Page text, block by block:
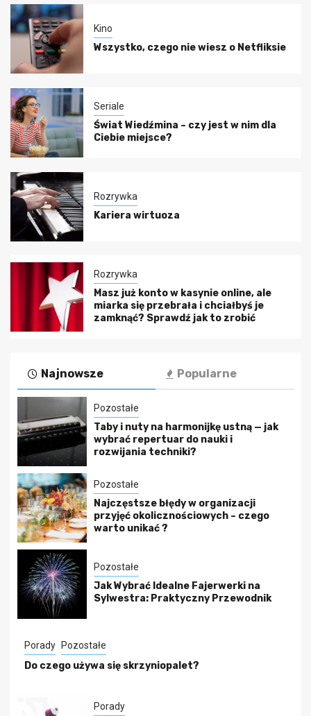
Kino
Wszystko, czego nie wiesz o Netfliksie
Seriale
Świat Wiedźmina – czy jest w nim dla
Ciebie miejsce?
Rozrywka
Kariera wirtuoza
Rozrywka
Masz już konto w kasynie online, ale
miarka się przebrała i chciałbyś je
zamknąć? Sprawdź jak to zrobić
Najnowsze Popularne
Pozostałe
Taby i nuty na harmonijkę ustną — jak
wybrać repertuar do nauki i
rozwijania techniki?
Pozostałe
Najczęstsze błędy w organizacji
przyjęć okolicznościowych – czego
warto unikać ?
Pozostałe
Jak Wybrać Idealne Fajerwerki na
Sylwestra: Praktyczny Przewodnik
Porady Pozostałe
Do czego używa się skrzyniopalet?
Porady